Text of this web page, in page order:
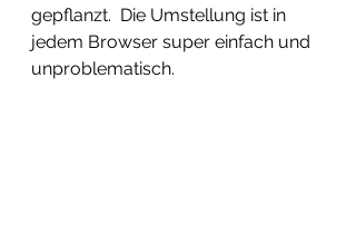
gepflanzt.  Die Umstellung ist in
jedem Browser super einfach und
unproblematisch.